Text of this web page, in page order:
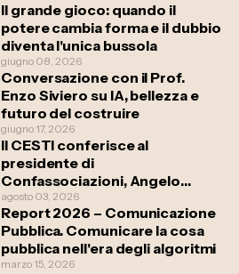
Il grande gioco: quando il
potere cambia forma e il dubbio
diventa l'unica bussola
giugno 08, 2026
Conversazione con il Prof.
Enzo Siviero su IA, bellezza e
futuro del costruire
giugno 17, 2026
Il CESTI conferisce al
presidente di
Confassociazioni, Angelo
Deiana il riconoscimento
“Civitas Mundi”
agosto 03, 2026
Report 2026 – Comunicazione
Pubblica. Comunicare la cosa
pubblica nell'era degli algoritmi
marzo 15, 2026